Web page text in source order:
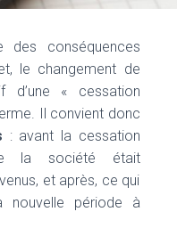
des conséquences
le changement de
d’une « cessation
Il convient donc
: avant la cessation
la société était
et après, ce qui
nouvelle période à